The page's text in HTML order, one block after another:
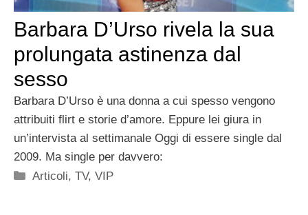
Barbara D’Urso rivela la sua
prolungata astinenza dal
sesso
Barbara D’Urso è una donna a cui spesso vengono
attribuiti flirt e storie d’amore. Eppure lei giura in
un’intervista al settimanale Oggi di essere single dal
2009. Ma single per davvero:
Categorie
Articoli,TV,VIP